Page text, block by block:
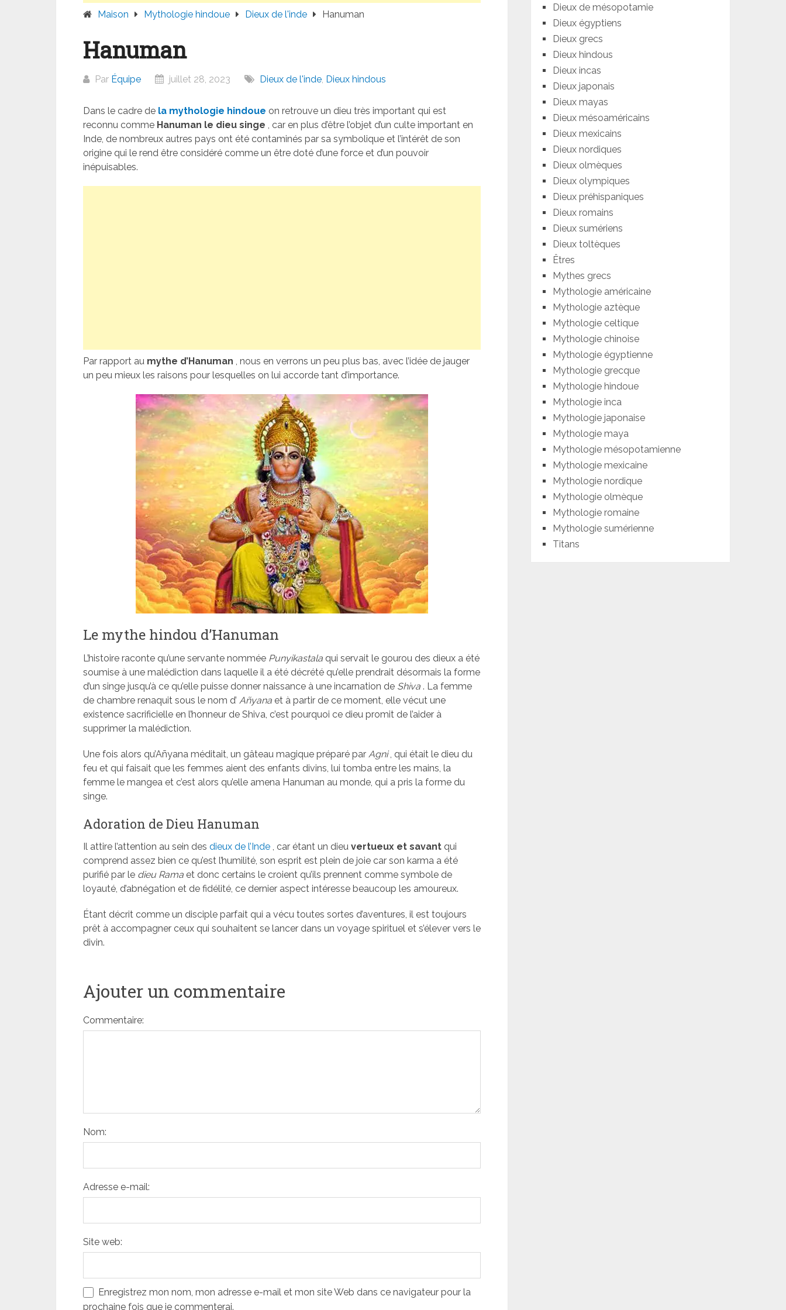
Maison Mythologie hindoue Dieux de l'inde Hanuman
Hanuman
Par Équipe juillet 28, 2023 Dieux de l'inde, Dieux hindous
Dans le cadre de la mythologie hindoue on retrouve un dieu très important qui est
reconnu comme Hanuman le dieu singe , car en plus d’être l’objet d’un culte important en
Inde, de nombreux autres pays ont été contaminés par sa symbolique et l’intérêt de son
origine qui le rend être considéré comme un être doté d’une force et d’un pouvoir
inépuisables.
Par rapport au mythe d’Hanuman , nous en verrons un peu plus bas, avec l’idée de jauger
un peu mieux les raisons pour lesquelles on lui accorde tant d’importance.
Le mythe hindou d’Hanuman
L’histoire raconte qu’une servante nommée Punyikastala qui servait le gourou des dieux a été
soumise à une malédiction dans laquelle il a été décrété qu’elle prendrait désormais la forme
d’un singe jusqu’à ce qu’elle puisse donner naissance à une incarnation de Shiva . La femme
de chambre renaquit sous le nom d’ Añyana et à partir de ce moment, elle vécut une
existence sacrificielle en l’honneur de Shiva, c’est pourquoi ce dieu promit de l’aider à
supprimer la malédiction.
Une fois alors qu’Añyana méditait, un gâteau magique préparé par Agni, qui était le dieu du
feu et qui faisait que les femmes aient des enfants divins, lui tomba entre les mains, la
femme le mangea et c’est alors qu’elle amena Hanuman au monde, qui a pris la forme du
singe.
Adoration de Dieu Hanuman
Il attire l’attention au sein des dieux de l’Inde , car étant un dieu vertueux et savant qui
comprend assez bien ce qu’est l’humilité, son esprit est plein de joie car son karma a été
purifié par le dieu Rama et donc certains le croient qu’ils prennent comme symbole de
loyauté, d’abnégation et de fidélité, ce dernier aspect intéresse beaucoup les amoureux.
Étant décrit comme un disciple parfait qui a vécu toutes sortes d’aventures, il est toujours
prêt à accompagner ceux qui souhaitent se lancer dans un voyage spirituel et s’élever vers le
divin.
Ajouter un commentaire
Commentaire:
Nom:
Adresse e-mail:
Site web:
Enregistrez mon nom, mon adresse e-mail et mon site Web dans ce navigateur pour la
prochaine fois que je commenterai.
Dieux de mésopotamie
Dieux égyptiens
Dieux grecs
Dieux hindous
Dieux incas
Dieux japonais
Dieux mayas
Dieux mésoaméricains
Dieux mexicains
Dieux nordiques
Dieux olmèques
Dieux olympiques
Dieux préhispaniques
Dieux romains
Dieux sumériens
Dieux toltèques
Êtres
Mythes grecs
Mythologie américaine
Mythologie aztèque
Mythologie celtique
Mythologie chinoise
Mythologie égyptienne
Mythologie grecque
Mythologie hindoue
Mythologie inca
Mythologie japonaise
Mythologie maya
Mythologie mésopotamienne
Mythologie mexicaine
Mythologie nordique
Mythologie olmèque
Mythologie romaine
Mythologie sumérienne
Titans